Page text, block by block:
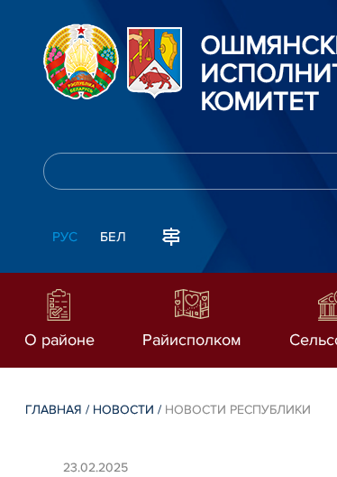
КОМИТЕТ
РУС БЕЛ
О районе Райисполком
ГЛАВНАЯ / НОВОСТИ / НОВОСТИ РЕСПУБЛИКИ
23.02.2025